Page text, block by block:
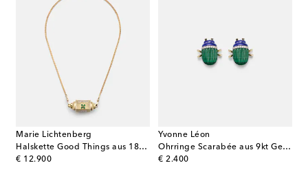
Marie Lichtenberg
Halskette Good Things aus 18kt Gelbgold mit Smaragden
€ 12.900
original price
Yvonne Léon
Ohrringe Scarabée aus 9kt Gelbgold mit Edelsteinen
€ 2.400
original price